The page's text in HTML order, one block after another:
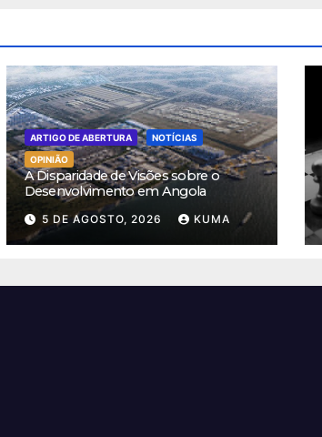
ARTIGO DE ABERTURA
NOTÍCIAS
OPINIÃO
A Disparidade de Visões sobre o
Desenvolvimento em Angola
5 DE AGOSTO, 2026 KUMA